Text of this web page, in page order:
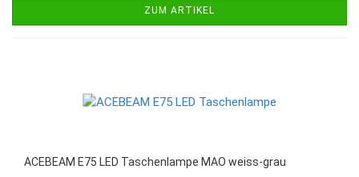
ZUM ARTIKEL
ACEBEAM E75 LED Taschenlampe MAO weiss-grau